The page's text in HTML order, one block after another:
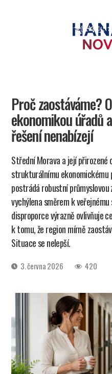
Proč zaostáváme?
ekonomikou úřadů
řešení nenabízejí
Střední Morava a její přirozené
strukturálnímu ekonomickému
postrádá robustní
vychýlena směrem k
disproporce výrazně ovlivňuje
k tomu, že region mírně
Situace se nelepší.
Datum3. června 2026 420